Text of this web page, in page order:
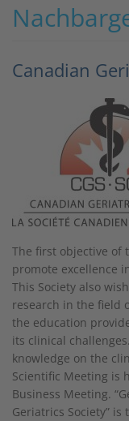
Canadian
The first objective of
promote excellence
This Society also
research in the field
the education
its clinical
knowledge on the
Scientific Meeting is
Business Meeting.
Geriatrics Society”